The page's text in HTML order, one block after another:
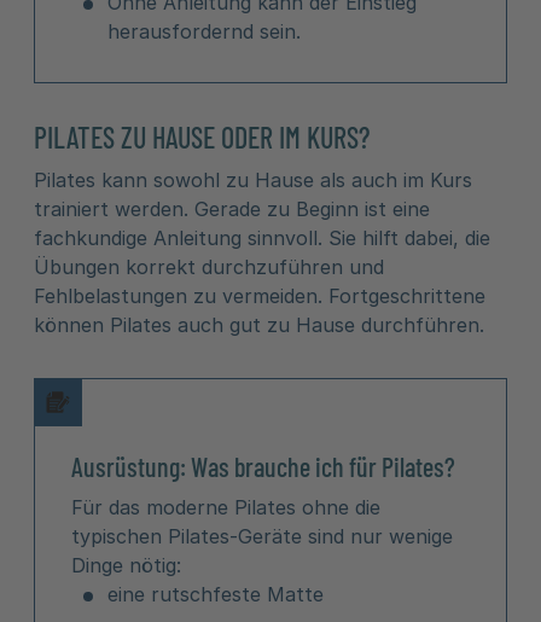
herausfordernd sein.
PILATES ZU HAUSE ODER IM KURS?
Pilates kann sowohl zu Hause als auch im Kurs
trainiert werden. Gerade zu Beginn ist eine
fachkundige Anleitung sinnvoll. Sie hilft dabei, die
Übungen korrekt durchzuführen und
Fehlbelastungen zu vermeiden. Fortgeschrittene
können Pilates auch gut zu Hause durchführen.
Ausrüstung: Was brauche ich für Pilates?
Für das moderne Pilates ohne die
typischen Pilates-Geräte sind nur wenige
Dinge nötig:
eine rutschfeste Matte